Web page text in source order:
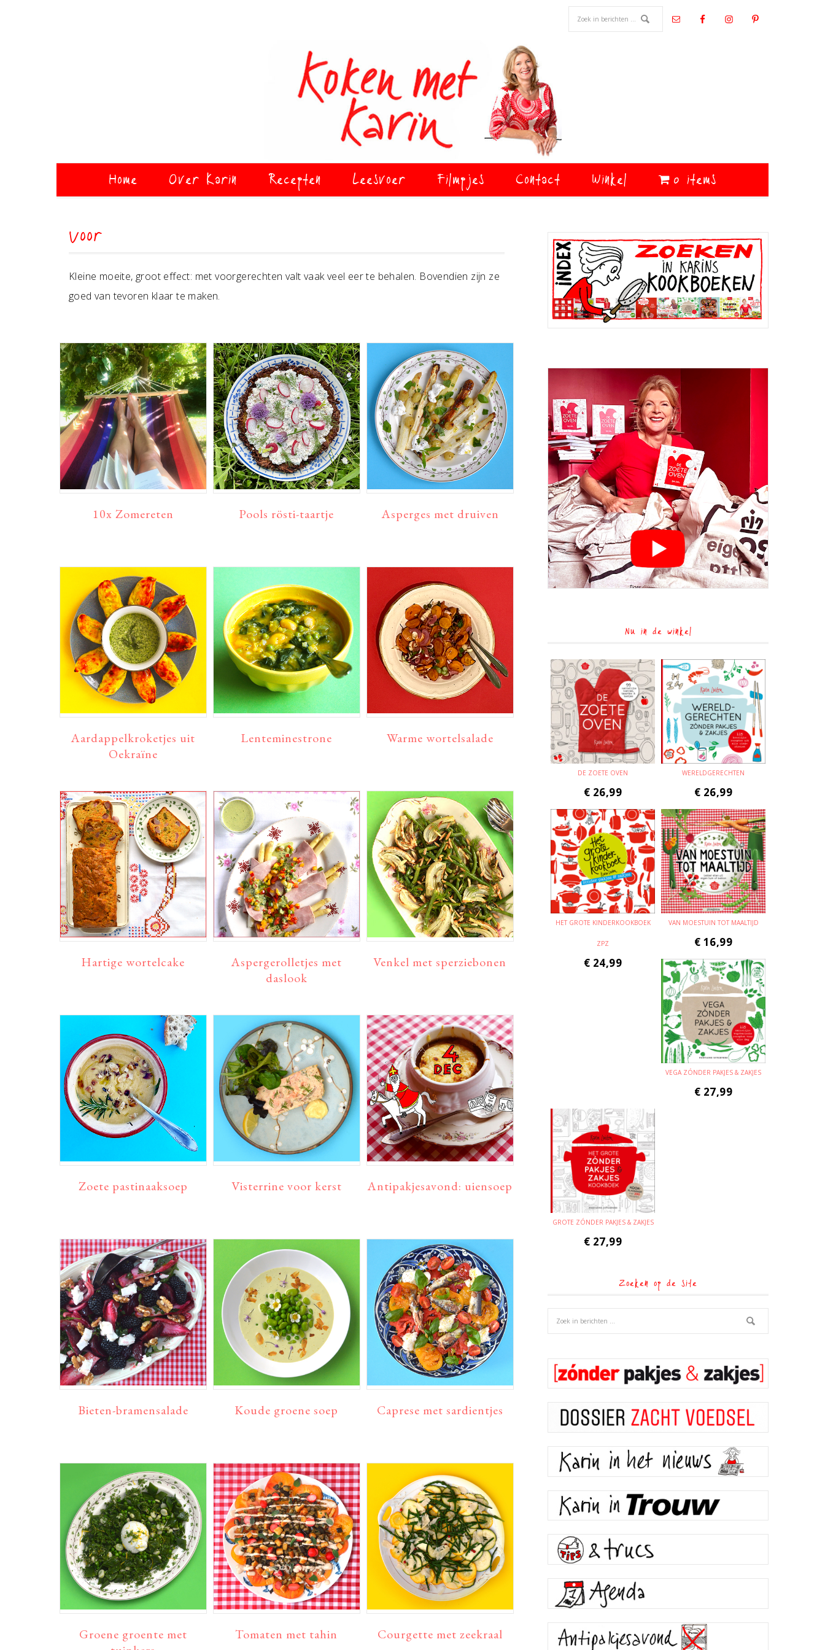
Home Over Karin Recepten Leesvoer Filmpjes Contact Winkel 0 items
Voor
Kleine moeite, groot effect: met voorgerechten valt vaak veel eer te behalen. Bovendien zijn ze
goed van tevoren klaar te maken.
10x Zomereten Pools rösti-taartje Asperges met druiven
Aardappelkroketjes uit
Oekraïne
Lenteminestrone Warme wortelsalade
Hartige wortelcake
Aspergerolletjes met
daslook
Venkel met sperziebonen
Zoete pastinaaksoep Visterrine voor kerst Antipakjesavond: uiensoep
Bieten-bramensalade Koude groene soep Caprese met sardientjes
Groene groente met
Tomaten met tahin Courgette met zeekraal
Primaire
Sidebar
Nu in de winkel
DE ZOETE OVEN
€ 26,99
WERELDGERECHTEN
€ 26,99
HET GROTE KINDERKOOKBOEK
ZPZ
€ 24,99
VAN MOESTUIN TOT MAALTIJD
€ 16,99
VEGA ZÓNDER PAKJES & ZAKJES
€ 27,99
GROTE ZÓNDER PAKJES & ZAKJES
€ 27,99
Zoeken op de site